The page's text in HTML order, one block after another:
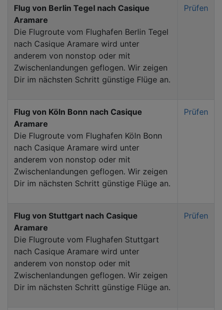
Flug von Berlin Tegel nach Casique
Aramare
Die Flugroute vom Flughafen Berlin Tegel
nach Casique Aramare wird unter
anderem von nonstop oder mit
Zwischenlandungen geflogen. Wir zeigen
Dir im nächsten Schritt günstige Flüge an.
Prüfen
Flug von Köln Bonn nach Casique
Aramare
Die Flugroute vom Flughafen Köln Bonn
nach Casique Aramare wird unter
anderem von nonstop oder mit
Zwischenlandungen geflogen. Wir zeigen
Dir im nächsten Schritt günstige Flüge an.
Prüfen
Flug von Stuttgart nach Casique
Aramare
Die Flugroute vom Flughafen Stuttgart
nach Casique Aramare wird unter
anderem von nonstop oder mit
Zwischenlandungen geflogen. Wir zeigen
Dir im nächsten Schritt günstige Flüge an.
Prüfen